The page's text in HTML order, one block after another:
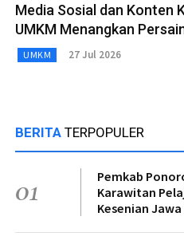
Media Sosial dan Konten
UMKM Menangkan
UMKM 27 Jul 2026
BERITA TERPOPULER
01
Pemkab
Karawitan
Kesenian Jawa